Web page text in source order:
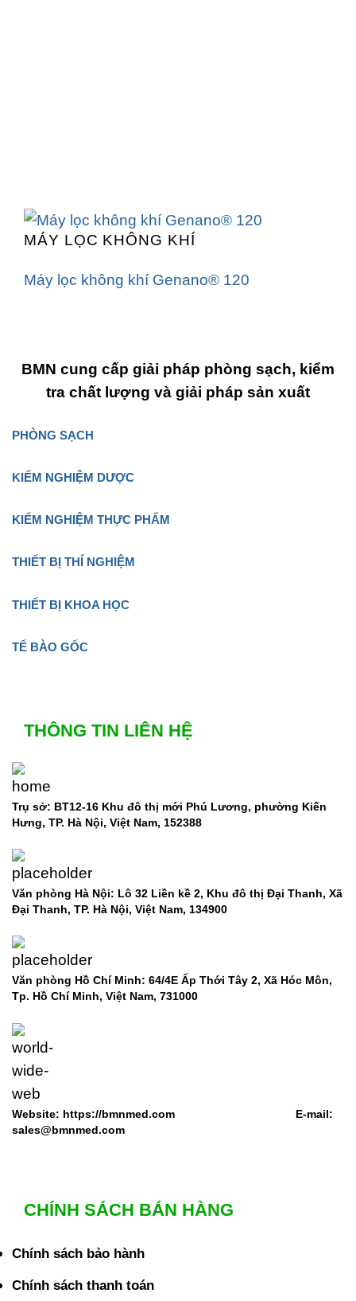
MÁY LỌC KHÔNG KHÍ
Máy lọc không khí Genano® 120
BMN cung cấp giải pháp phòng sạch, kiểm
tra chất lượng và giải pháp sản xuất
PHÒNG SẠCH
KIỂM NGHIỆM DƯỢC
KIỂM NGHIỆM THỰC PHẨM
THIẾT BỊ THÍ NGHIỆM
THIẾT BỊ KHOA HỌC
TẾ BÀO GỐC
THÔNG TIN LIÊN HỆ
Trụ sở: BT12-16 Khu đô thị mới Phú Lương, phường Kiến
Hưng, TP. Hà Nội, Việt Nam, 152388
Văn phòng Hà Nội: Lô 32 Liền kề 2, Khu đô thị Đại Thanh, Xã
Đại Thanh, TP. Hà Nội, Việt Nam, 134900
Văn phòng Hồ Chí Minh: 64/4E Ấp Thới Tây 2, Xã Hóc Môn,
Tp. Hồ Chí Minh, Việt Nam, 731000
Website: https://bmnmed.com E-mail:
sales@bmnmed.com
CHÍNH SÁCH BÁN HÀNG
Chính sách bảo hành
Chính sách thanh toán